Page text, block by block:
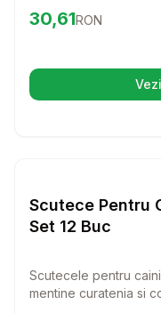
scutece ofera o
Preț:30.61
30,61RON
Scutece Pentru
Set 12 Buc
Scutecele pentru
mentine curatenia si